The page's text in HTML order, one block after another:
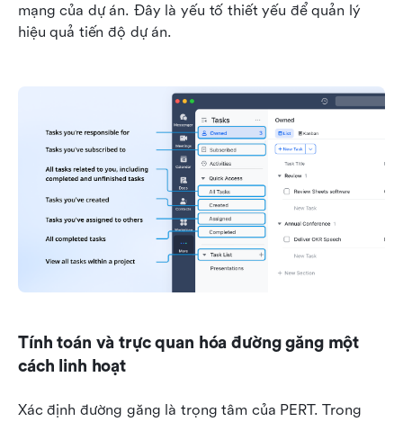
mạng của dự án. Đây là yếu tố thiết yếu để quản lý
hiệu quả tiến độ dự án.
Tính toán và trực quan hóa đường găng một
cách linh hoạt